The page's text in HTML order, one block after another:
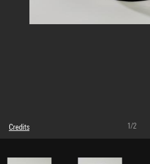
Credits
© Maurice Marinot
1/2